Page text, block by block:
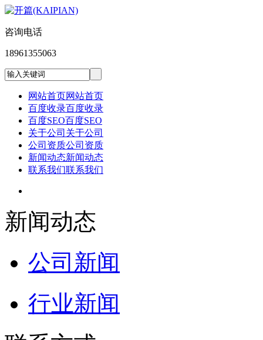
咨询电话
18961355063
网站首页网站首页
百度收录百度收录
百度SEO百度SEO
关于公司 关于公司
公司资质公司资质
新闻动态新闻动态
联系我们联系我们
新闻动态
公司新闻
行业新闻